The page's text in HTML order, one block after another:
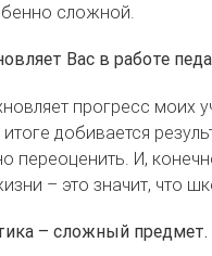
сложной.
Вас в работе
прогресс моих
итоге добивается
переоценить. И,
– это значит, что
– сложный предмет.